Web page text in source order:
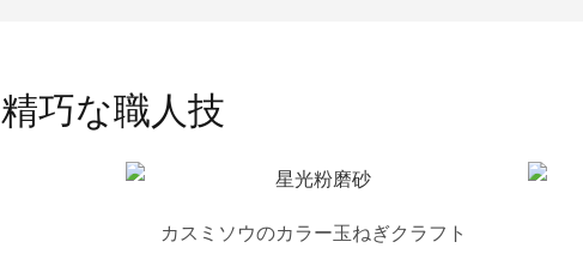
精巧な職人技
カスミソウのカラー玉ねぎクラフト